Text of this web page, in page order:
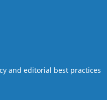
and editorial best practices